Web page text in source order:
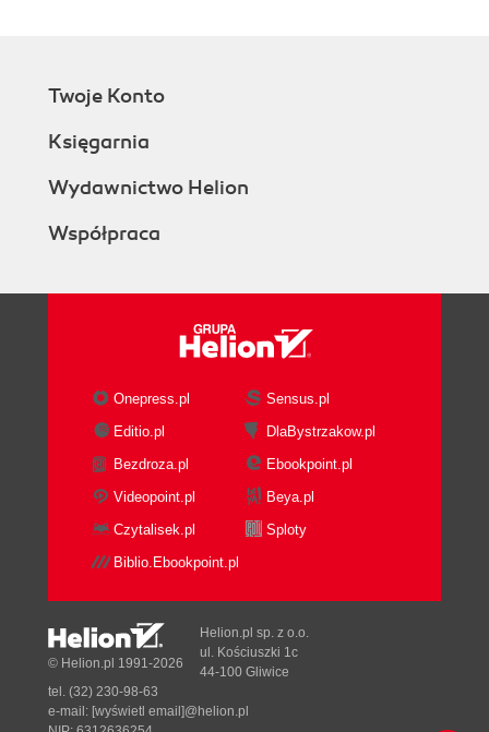
Twoje Konto
Księgarnia
Wydawnictwo Helion
Współpraca
Onepress.pl
Sensus.pl
Editio.pl
DlaBystrzakow.pl
Bezdroza.pl
Ebookpoint.pl
Videopoint.pl
Beya.pl
Czytalisek.pl
Sploty
Biblio.Ebookpoint.pl
© Helion.pl 1991-2026
Helion.pl sp. z o.o.
ul. Kościuszki 1c
44-100 Gliwice
tel. (32) 230-98-63
e-mail: [wyświetl email]@helion.pl